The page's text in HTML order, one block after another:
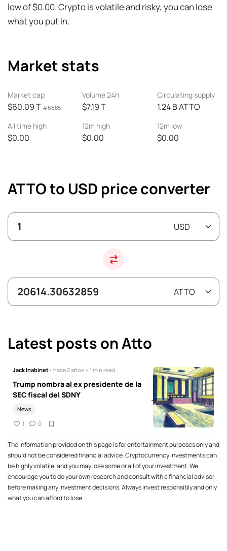
low of $0.00. Crypto is volatile and risky, you can lose
what you put in.
Market stats
Market cap
$60.09 T #6685
Volume 24h
$7.19 T
Circulating supply
1.24 B ATTO
All time high
$0.00
12m high
$0.00
12m low
$0.00
ATTO to USD price converter
Latest posts on Atto
Jack Inabinet• hace 2 años • 1 min read
Trump nombra al ex presidente de la
SEC fiscal del SDNY
News
1 0
The information provided on this page is for entertainment purposes only and
should not be considered financial advice. Cryptocurrency investments can
be highly volatile, and you may lose some or all of your investment. We
encourage you to do your own research and consult with a financial advisor
before making any investment decisions. Always invest responsibly and only
what you can afford to lose.